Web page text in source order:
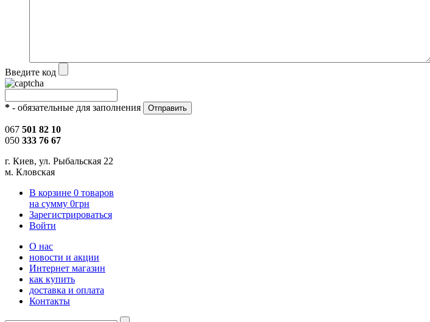
Введите код
* - обязательные для заполнения
067 501 82 10
050 333 76 67
г. Киев, ул. Рыбальская 22
м. Кловская
В корзине 0 товаров
на сумму 0грн
Зарегистрироваться
Войти
О нас
новости и акции
Интернет магазин
как купить
доставка и оплата
Контакты